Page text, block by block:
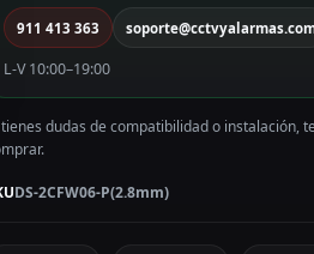
911 413 363
L-V 10:00–19:00
dudas de compatibilidad o instalación,
DS-2CFW06-P(2.8mm)